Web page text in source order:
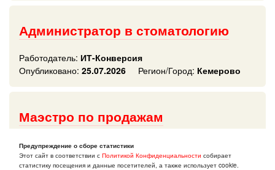
Администратор в стоматологию
Работодатель: ИТ-Конверсия
Опубликовано: 25.07.2026 Регион/Город: Кемерово
Маэстро по продажам
Работодатель:Workout Ant
Опубликовано:24.07.2026 Регион/Город:Кемерово
Предупреждение о сборе статистики
Этот сайт в соответствии сПолитикой Конфиденциальности собирает
статистику посещения и данные посетителей, а также использует cookie.